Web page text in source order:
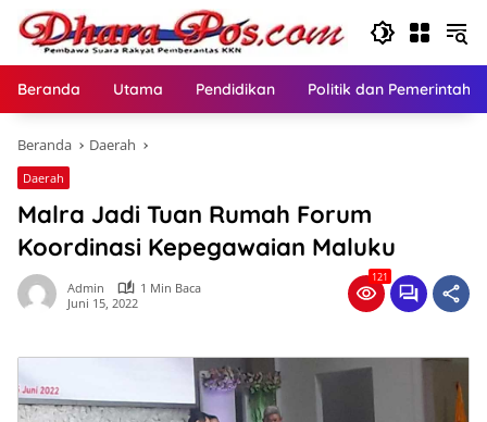
Langsung
konten
Beranda Utama Pendidikan Politik dan
Beranda Daerah
Daerah
Malra Jadi Tuan Rumah Forum
Koordinasi Kepegawaian Maluku
Admin
1 Min Baca
Juni 15, 2022
121